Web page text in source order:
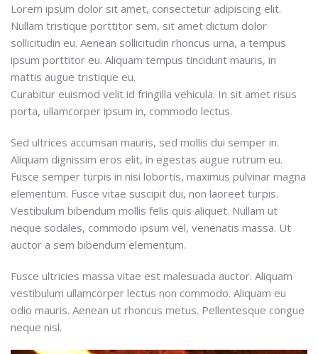
Lorem ipsum dolor sit amet, consectetur adipiscing elit.
Nullam tristique porttitor sem, sit amet dictum dolor
sollicitudin eu. Aenean sollicitudin rhoncus urna, a tempus
ipsum porttitor eu. Aliquam tempus tincidunt mauris, in
mattis augue tristique eu.
Curabitur euismod velit id fringilla vehicula. In sit amet risus
porta, ullamcorper ipsum in, commodo lectus.
Sed ultrices accumsan mauris, sed mollis dui semper in.
Aliquam dignissim eros elit, in egestas augue rutrum eu.
Fusce semper turpis in nisi lobortis, maximus pulvinar magna
elementum. Fusce vitae suscipit dui, non laoreet turpis.
Vestibulum bibendum mollis felis quis aliquet. Nullam ut
neque sodales, commodo ipsum vel, venenatis massa. Ut
auctor a sem bibendum elementum.
Fusce ultricies massa vitae est malesuada auctor. Aliquam
vestibulum ullamcorper lectus non commodo. Aliquam eu
odio mauris. Aenean ut rhoncus metus. Pellentesque congue
neque nisl.